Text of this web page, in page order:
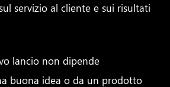
servizio al cliente e sui risultati
lancio non dipende
buona idea o da un prodotto